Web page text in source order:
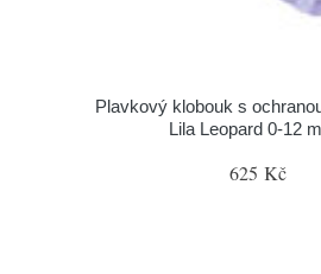
Plavkový klobouk s
Lila Leopard 0-12
625 Kč